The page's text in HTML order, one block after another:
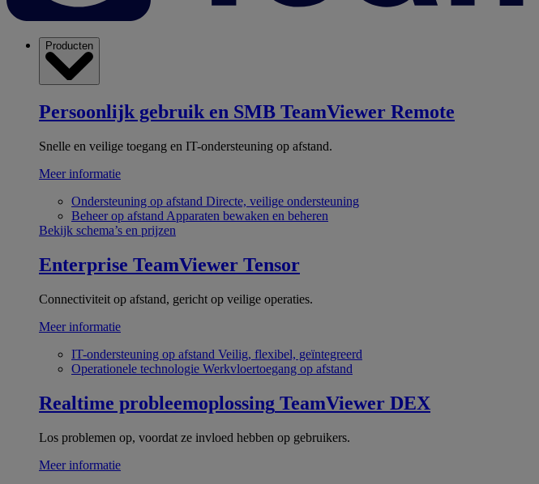
Producten
Persoonlijk gebruik en SMB TeamViewer Remote
Snelle en veilige toegang en IT-ondersteuning op afstand.
Meer informatie
Ondersteuning op afstand Directe, veilige ondersteuning
Beheer op afstand Apparaten bewaken en beheren
Bekijk schema’s en prijzen
Enterprise TeamViewer Tensor
Connectiviteit op afstand, gericht op veilige operaties.
Meer informatie
IT-ondersteuning op afstand Veilig, flexibel, geïntegreerd
Operationele technologie Werkvloertoegang op afstand
Realtime probleemoplossing TeamViewer DEX
Los problemen op, voordat ze invloed hebben op gebruikers.
Meer informatie